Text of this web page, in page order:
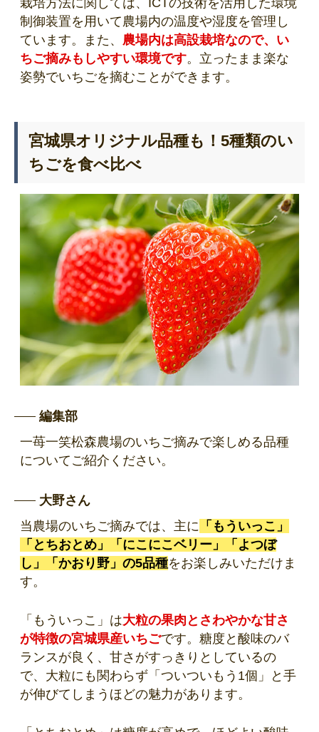
制御装置を用いて農場内の温度や湿度を管理し
ています。また、 農場内は高設栽培なので、い
ちご摘みもしやすい環境です。立ったまま楽な
姿勢でいちごを摘むことができます。
宮城県オリジナル品種も！5種類のい
ちごを食べ比べ
編集部
一苺一笑松森農場のいちご摘みで楽しめる品種
についてご紹介ください。
大野さん
当農場のいちご摘みでは、主に 「もういっこ」
「とちおとめ」「にこにこベリー」「よつぼ
し」「かおり野」の5品種をお楽しみいただけま
す。
「もういっこ」は大粒の果肉とさわやかな甘さ
が特徴の宮城県産いちごです。糖度と酸味のバ
ランスが良く、甘さがすっきりとしているの
で、大粒にも関わらず「ついついもう1個」と手
が伸びてしまうほどの魅力があります。